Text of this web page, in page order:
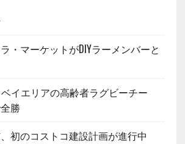
・マーケットがDIYラーメンバーと
イエリアの高齢者ラグビーチー
勝
初のコストコ建設計画が進行中